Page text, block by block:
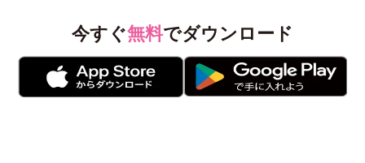
今すぐ無料でダウンロード